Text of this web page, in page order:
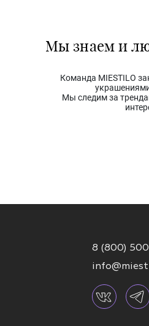
Мы знаем и
Команда MIESTILO
Мы следим за
8 (800)